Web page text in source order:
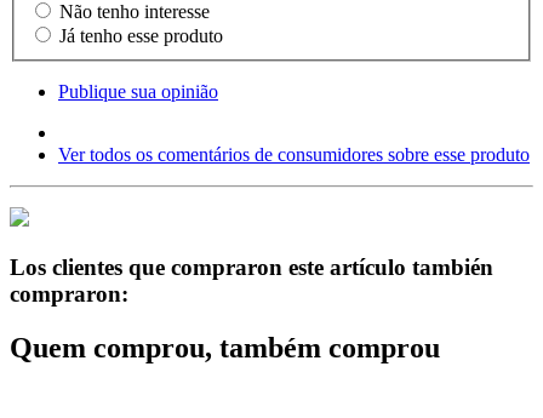
Não tenho interesse
Já tenho esse produto
Publique sua opinião
Ver todos os comentários de consumidores sobre esse produto
Los clientes que compraron este artículo también
compraron:
Quem comprou, também comprou